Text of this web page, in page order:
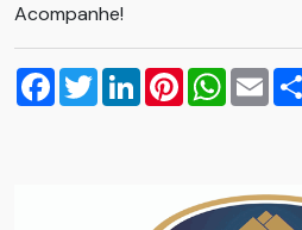
Acompanhe!
Facebook
TwitterLinkedInPinterest